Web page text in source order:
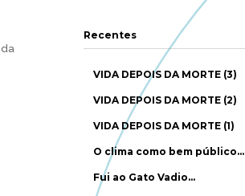
Recentes
VIDA DEPOIS DA MORTE (3)
VIDA DEPOIS DA MORTE (2)
VIDA DEPOIS DA MORTE (1)
O clima como bem público…
Fui ao Gato Vadio…